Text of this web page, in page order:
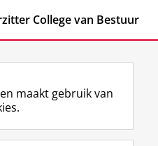
College van Bestuur
F
L
R I
Y
maakt gebruik van